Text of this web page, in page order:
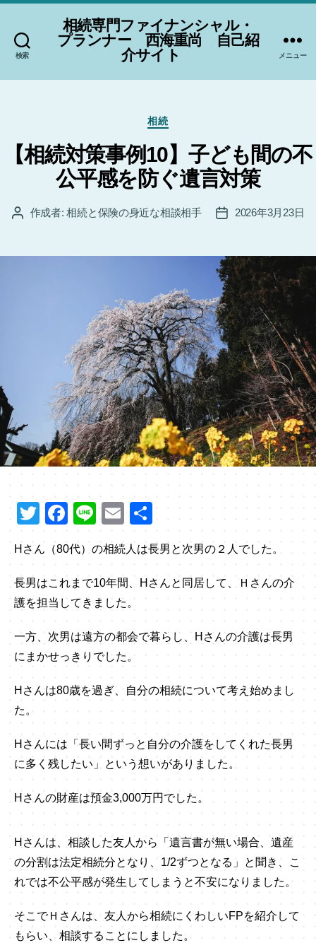
検索
相続専門ファイナンシャル・
プランナー 西海重尚 自己紹
介サイト
メニュー
カ
テ
ゴ
リ
ー
相続
【相続対策事例10】子ども間の不
公平感を防ぐ遺言対策
投 作成者:相続と保険の身近な相談相手
投
2026年3月23日
T
wi
tt
er
F
a
c
e
b
o
o
k
Li
n
e
E
m
ail
共
有
Hさん（80代）の相続人は長男と次男の２人でした。
長男はこれまで10年間、Hさんと同居して、Ｈさんの介
護を担当してきました。
一方、次男は遠方の都会で暮らし、Hさんの介護は長男
にまかせっきりでした。
Hさんは80歳を過ぎ、自分の相続について考え始めまし
た。
Hさんには「長い間ずっと自分の介護をしてくれた長男
に多く残したい」という想いがありました。
Hさんの財産は預金3,000万円でした。
Hさんは、相談した友人から「遺言書が無い場合、遺産
の分割は法定相続分となり、1/2ずつとなる」と聞き、こ
れでは不公平感が発生してしまうと不安になりました。
そこでＨさんは、友人から相続にくわしいFPを紹介して
もらい、相談することにしました。